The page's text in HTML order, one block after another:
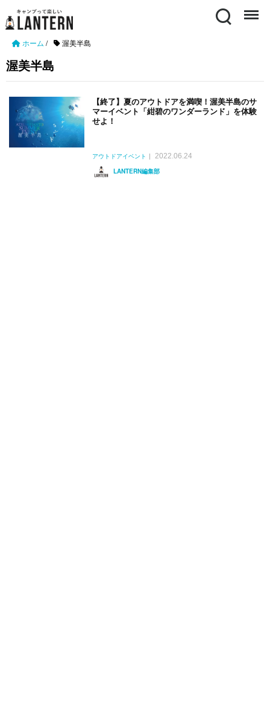
Search Menu
ホーム / 渥美半島
渥美半島
【終了】夏のアウトドアを満喫！渥美半島のサ
マーイベント「紺碧のワンダーランド」を体験
せよ！
アウトドアイベント
2022.06.24
LANTERN編集部